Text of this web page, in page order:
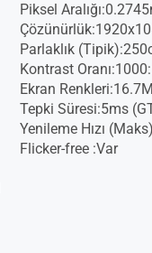
Piksel
Parlaklık
Kontrast
Ekran
Tepki Süresi:5ms
Yenileme Hızı
Flicker-free :Var